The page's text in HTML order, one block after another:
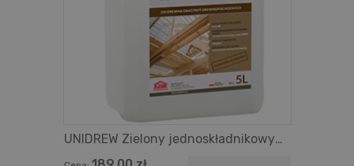
UNIDREW Zielony jednoskładnikowy